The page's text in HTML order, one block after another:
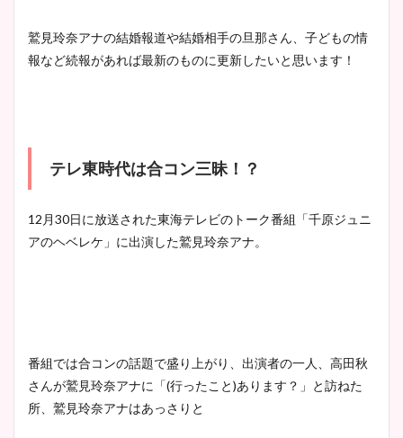
鷲見玲奈アナの結婚報道や結婚相手の旦那さん、子どもの情
報など続報があれば最新のものに更新したいと思います！
テレ東時代は合コン三昧！？
12月30日に放送された東海テレビのトーク番組「千原ジュニ
アのヘベレケ」に出演した鷲見玲奈アナ。
番組では合コンの話題で盛り上がり、出演者の一人、高田秋
さんが鷲見玲奈アナに「(行ったこと)あります？」と訪ねた
所、鷲見玲奈アナはあっさりと